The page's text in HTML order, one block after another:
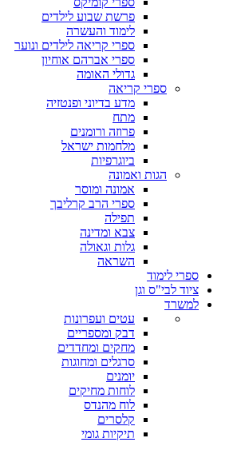
פרשת שבוע לילדים
לימוד והעשרה
ספרי קריאה לילדים ונוער
ספרי אברהם אוחיון
גדולי האומה
ספרי קריאה
מדע בדיוני ופנטזיה
מתח
פרוזה ורומנים
מלחמות ישראל
ביוגרפיות
הגות ואמונה
אמונה ומוסר
ספרי הרב קרליבך
תפילה
צבא ומדינה
גלות וגאולה
השראה
ספרי לימוד
ציוד לבי"ס וגן
למשרד
עטים ועפרונות
דבק ומספריים
מחקים ומחדדים
סרגלים ומחוגות
יומנים
לוחות מחיקים
לוח מהנדס
קלסרים
תיקיות גומי